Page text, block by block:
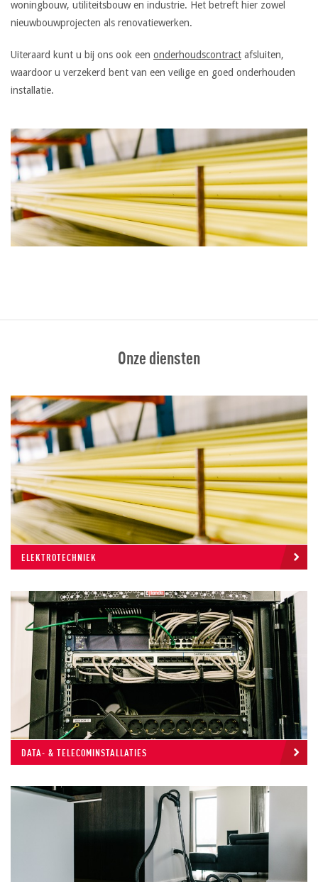
woningbouw, utiliteitsbouw en industrie. Het betreft hier zowel
nieuwbouwprojecten als renovatiewerken.
Uiteraard kunt u bij ons ook een onderhoudscontract afsluiten,
waardoor u verzekerd bent van een veilige en goed onderhouden
installatie.
Onze diensten
ELEKTROTECHNIEK
DATA- & TELECOMINSTALLATIES